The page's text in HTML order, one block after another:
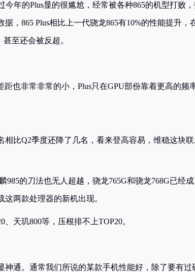
今年的Plus显的很尴尬，经常被各种865的机型打败
，865 Plus相比上一代骁龙865有10%的性能提升，
至还会被反超。
也非常非常的小，Plus只在GPU部份靠着更高的频
相比Q2季度还降了几名，看来登高容易，维稳这块
的刀法也无人超越，骁龙765G和骁龙768G已经成
两款处理器的新机出现。
天玑800等，压根排不上TOP20。
通。通常我们所说的某款手机性能好，除了要有过